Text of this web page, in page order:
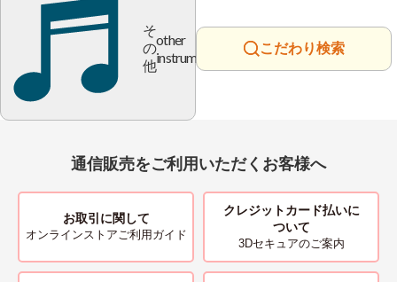
そ
の
他
other
instrument
こだわり検索
通信販売をご利用いただくお客様へ
お取引に関して
オンラインストアご利用ガイド
クレジットカード払いに
ついて
3Dセキュアのご案内